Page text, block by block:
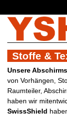
Stoffe &
Unsere
von Vorhängen,
Raumteiler,
haben wir
SwissShield